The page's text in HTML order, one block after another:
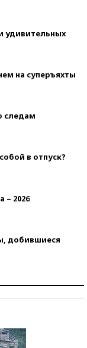
удивительных
на суперъяхты
следам
в отпуск?
– 2026
добившиеся